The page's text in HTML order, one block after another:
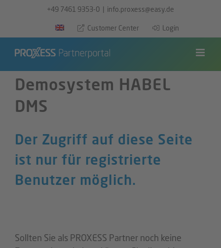
+49 7461 9353-0 | info.proxess@easy.de
Customer Center
Login
Demosystem HABEL
DMS
Der Zugriff auf diese Seite
ist nur für registrierte
Benutzer möglich.
Sollten Sie als PROXESS Partner noch keine